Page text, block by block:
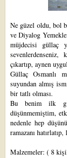
Ne güzel oldu, bol
veDiyalog
müjdecisi güllaç
sevenlerdenseniz,
çıkartıp, aynen
Güllaç Osmanlı
suyundan almış
bir tatlı olması.
Bu benim ilk
düşünmemiştim,
nedenle hep
ramazanı
Malzemeler: ( 8